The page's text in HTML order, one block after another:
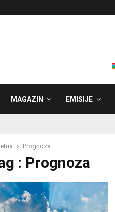
MAGAZIN EMISIJE
Prognoza
: Prognoza